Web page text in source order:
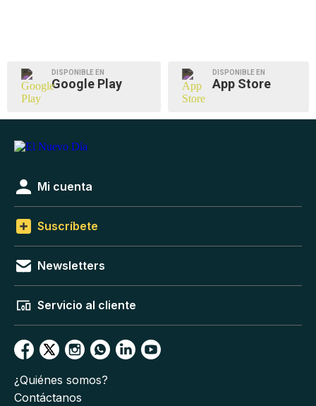
DISPONIBLE EN
Google Play
DISPONIBLE EN
App Store
Mi cuenta
Suscríbete
Newsletters
Servicio al cliente
¿Quiénes somos?
Contáctanos